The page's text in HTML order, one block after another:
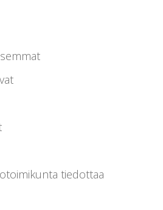
tiedottaa